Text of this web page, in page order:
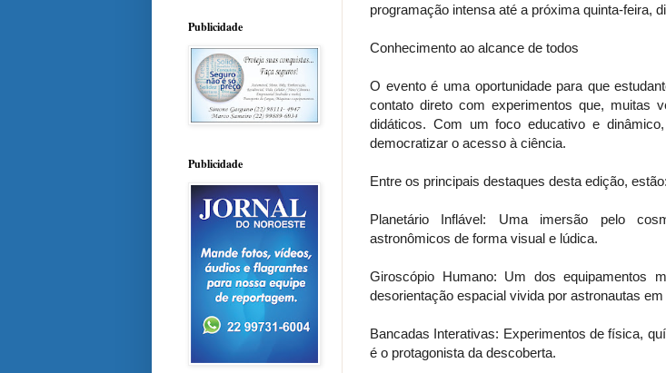
programação intensa até a próxima quinta-feira,
Conhecimento ao alcance de todos
O evento é uma oportunidade para que
contato direto com experimentos que, muitas
didáticos. Com um foco educativo e
democratizar o acesso à ciência.
Entre os principais destaques desta edição, estão:
Planetário Inflável: Uma imersão pelo
astronômicos de forma visual e lúdica.
Giroscópio Humano: Um dos equipamentos
desorientação espacial vivida por astronautas
Bancadas Interativas: Experimentos de física,
é o protagonista da descoberta.
Publicidade
Publicidade